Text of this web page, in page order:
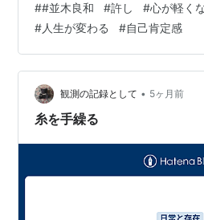
に向けて 「許しとは何なのか」
人生が変わり始める 本当の理由
は 心が一瞬で軽くなる 意識のワ
の設計図「ゴッドシール」魂の
の人生は最初から決まっていた -
東京…
##並木良和 #許し #心が軽く
#人生が変わる #自己肯定感
観測の記録として • 5ヶ月前
糸を手繰る